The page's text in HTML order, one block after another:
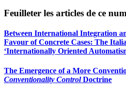
Feuilleter les articles de ce
Between International Integration
Favour of Concrete Cases: The
‘Internationally Oriented
The Emergence of a More
Conventionality ControlDoctrine